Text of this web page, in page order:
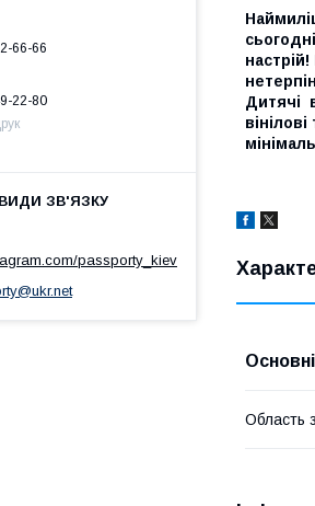
Дитячі
Основні
Область
66-66
22-80
passporty_kiev